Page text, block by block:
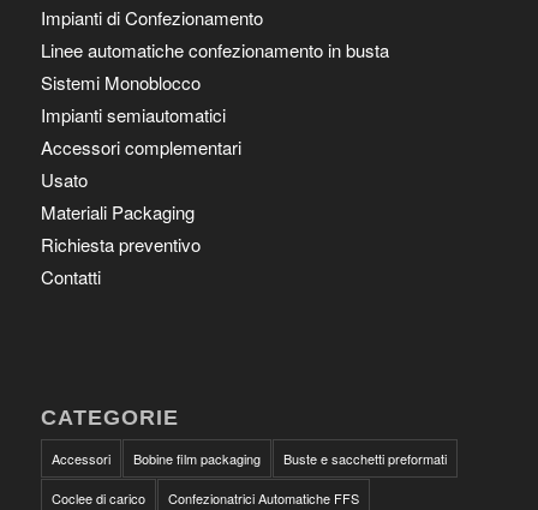
Impianti di Confezionamento
Linee automatiche confezionamento in busta
Sistemi Monoblocco
Impianti semiautomatici
Accessori complementari
Usato
Materiali Packaging
Richiesta preventivo
Contatti
CATEGORIE
Accessori Bobine film packaging Buste e sacchetti preformati
Coclee di carico Confezionatrici Automatiche FFS